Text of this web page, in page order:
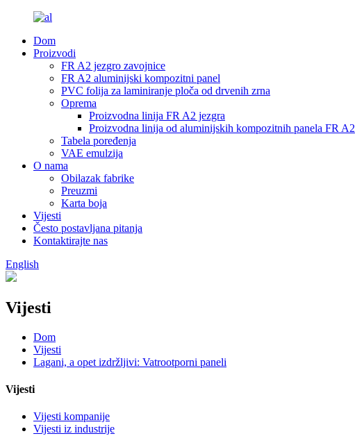
Dom
Proizvodi
FR A2 jezgro zavojnice
FR A2 aluminijski kompozitni panel
PVC folija za laminiranje ploča od drvenih zrna
Oprema
Proizvodna linija FR A2 jezgra
Proizvodna linija od aluminijskih kompozitnih panela FR A2
Tabela poređenja
VAE emulzija
O nama
Obilazak fabrike
Preuzmi
Karta boja
Vijesti
Često postavljana pitanja
Kontaktirajte nas
English
Vijesti
Dom
Vijesti
Lagani, a opet izdržljivi: Vatrootporni paneli
Vijesti
Vijesti kompanije
Vijesti iz industrije